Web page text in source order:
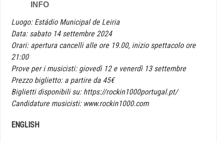
INFO
Luogo: Estádio Municipal de Leiria
Data: sabato 14 settembre 2024
Orari: apertura cancelli alle ore 19.00, inizio spettacolo ore
21:00
Prove per i musicisti: giovedì 12 e venerdì 13 settembre
Prezzo biglietto: a partire da 45€
Biglietti disponibili su: https://rockin1000portugal.pt/
Candidature musicisti: www.rockin1000.com
ENGLISH